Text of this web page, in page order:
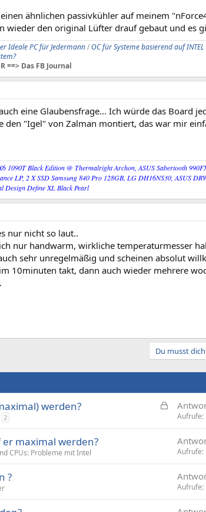
ähnlichen passivkühler auf meinem
wieder den original Lüfter drauf gebaut und es
Ideale PC für Jedermann/OC für Systeme basierend auf INTEL
==> Das FB Journal
eine Glaubensfrage... Ich würde das Board
den "Igel" von Zalman montiert, das war mir
1090T Black Edition @ Thermalright Archon, ASUS Sabertooth
LP, 2 X SSD Samsung 840 Pro 128GB, LG DH16NS30, ASUS
Design Define XL Black Pearl
nur nicht so laut..
nur handwarm, wirkliche temperaturmesser
sehr unregelmäßig und scheinen absolut
10minuten takt, dann auch wieder mehrere
Du musst
G
s
r
werden?
2 Aufrufe
maximal werden?
CPUs: Probleme mit Intel Aufrufe
?
Aufrufe